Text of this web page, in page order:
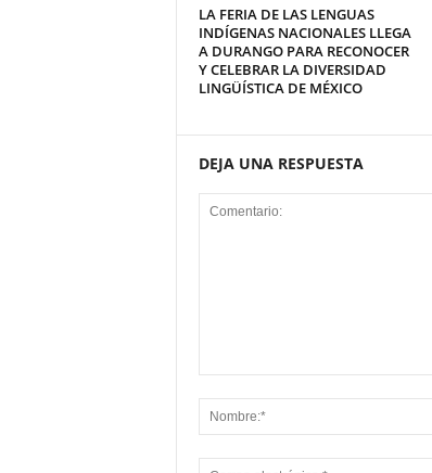
LA FERIA DE LAS LENGUAS
INDÍGENAS NACIONALES LLEGA
A DURANGO PARA RECONOCER
Y CELEBRAR LA DIVERSIDAD
LINGÜÍSTICA DE MÉXICO
DEJA UNA RESPUESTA